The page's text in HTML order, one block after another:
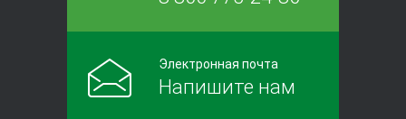
Электронная почта
Напишите нам